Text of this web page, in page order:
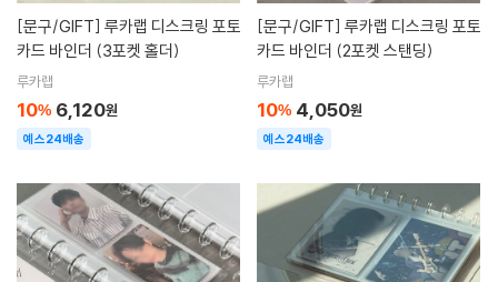
[문구/GIFT]
카드 바인더 (3포켓 홀더)
루카랩
10% 6,120원
예스24배송
[문구/GIFT]
카드 바인더 (2포켓 스탠딩)
루카랩
10% 4,050원
예스24배송